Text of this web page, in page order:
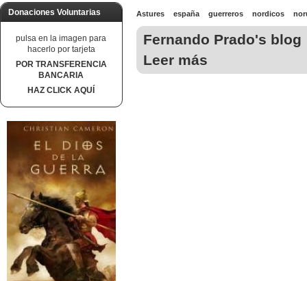
Donaciones Voluntarias
pulsa en la imagen para
hacerlo por tarjeta
POR TRANSFERENCIA
BANCARIA
HAZ CLICK AQUÍ
Astures españa guerreros nordicos
Fernando Prado's blog
Leer más